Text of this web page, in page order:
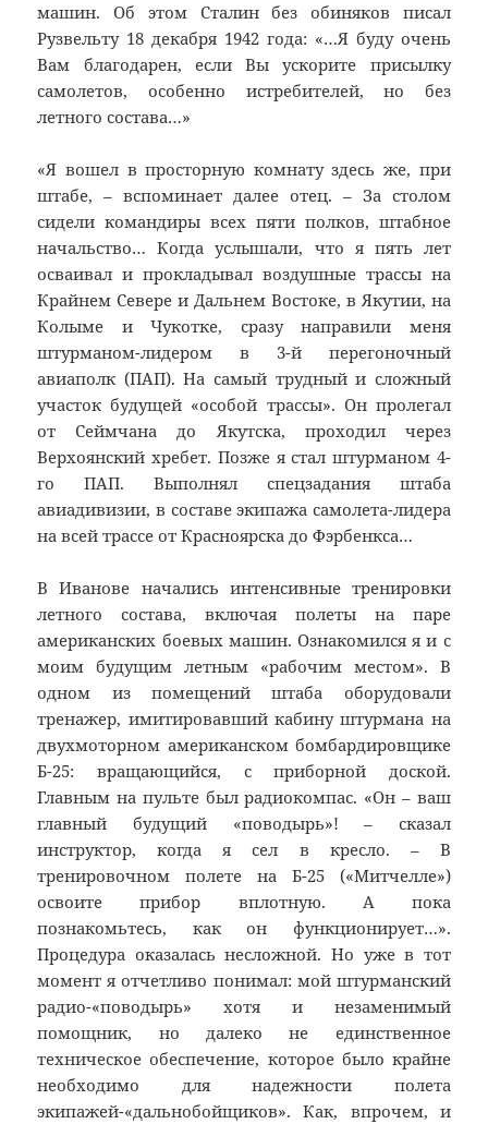
машин. Об этом Сталин без обиняков писал
Рузвельту 18 декабря 1942 года: «…Я буду очень
Вам благодарен, если Вы ускорите присылку
самолетов, особенно истребителей, но без
летного состава…»
«Я вошел в просторную комнату здесь же, при
штабе, – вспоминает далее отец. – За столом
сидели командиры всех пяти полков, штабное
начальство… Когда услышали, что я пять лет
осваивал и прокладывал воздушные трассы на
Крайнем Севере и Дальнем Востоке, в Якутии, на
Колыме и Чукотке, сразу направили меня
штурманом-лидером в 3-й перегоночный
авиаполк (ПАП). На самый трудный и сложный
участок будущей «особой трассы». Он пролегал
от Сеймчана до Якутска, проходил через
Верхоянский хребет. Позже я стал штурманом 4-
го ПАП. Выполнял спецзадания штаба
авиадивизии, в составе экипажа самолета-лидера
на всей трассе от Красноярска до Фэрбенкса…
В Иванове начались интенсивные тренировки
летного состава, включая полеты на паре
американских боевых машин. Ознакомился я и с
моим будущим летным «рабочим местом». В
одном из помещений штаба оборудовали
тренажер, имитировавший кабину штурмана на
двухмоторном американском бомбардировщике
Б-25: вращающийся, с приборной доской.
Главным на пульте был радиокомпас. «Он – ваш
главный будущий «поводырь»! – сказал
инструктор, когда я сел в кресло. – В
тренировочном полете на Б-25 («Митчелле»)
освоите прибор вплотную. А пока
познакомьтесь, как он функционирует…».
Процедура оказалась несложной. Но уже в тот
момент я отчетливо понимал: мой штурманский
радио-«поводырь» хотя и незаменимый
помощник, но далеко не единственное
техническое обеспечение, которое было крайне
необходимо для надежности полета
экипажей-«дальнобойщиков». Как, впрочем, и